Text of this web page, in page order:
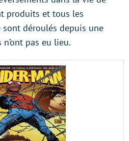
produits et tous les
déroulés depuis une
n’ont pas eu lieu.